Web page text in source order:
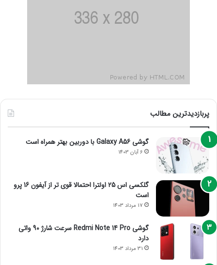
پربازدیدترین مطالب
گوشی Galaxy A56 با دوربین بهتر همراه است
6 آبان 1403
گلکسی اس 25 اولترا احتمالا قوی تر از آیفون 16 پرو
است
17 مرداد 1403
گوشی Redmi Note 14 Pro سرعت شارژ 90 واتی
دارد
31 مرداد 1403